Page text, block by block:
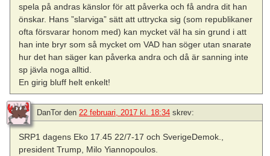
spela på andras känslor för att påverka och få andra dit han
önskar. Hans ”slarviga” sätt att uttrycka sig (som republikaner
ofta försvarar honom med) kan mycket väl ha sin grund i att
han inte bryr som så mycket om VAD han söger utan snarate
hur det han säger kan påverka andra och då är sanning inte
sp jävla noga alltid.
En girig bluff helt enkelt!
DanTor den 22 februari, 2017 kl. 18:34 skrev:
SRP1 dagens Eko 17.45 22/7-17 och SverigeDemok.,
president Trump, Milo Yiannopoulos.